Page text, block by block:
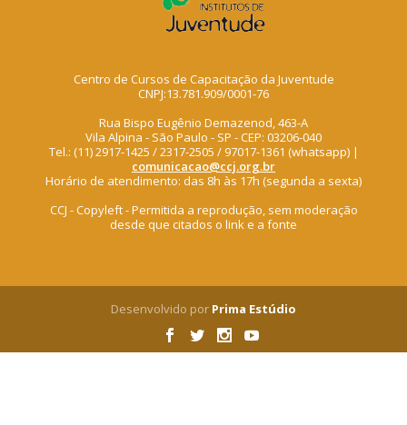
Centro de Cursos de Capacitação da Juventude
CNPJ:13.781.909/0001-76
Rua Bispo Eugênio Demazenod, 463-A
Vila Alpina - São Paulo - SP - CEP: 03206-040
Tel.: (11) 2917-1425 / 2317-2505 / 97017-1361 (whatsapp) |
comunicacao@ccj.org.br
Horário de atendimento: das 8h às 17h (segunda a sexta)
CCJ - Copyleft - Permitida a reprodução, sem moderação
desde que citados o link e a fonte
Desenvolvido por Prima Estúdio